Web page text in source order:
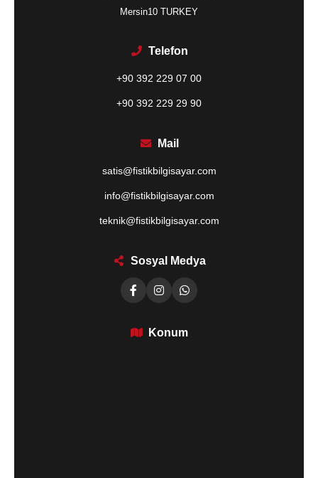
Mersin10 TURKEY
Telefon
+90 392 229 07 00
+90 392 229 29 90
Mail
satis@fistikbilgisayar.com
info@fistikbilgisayar.com
teknik@fistikbilgisayar.com
Sosyal Medya
Konum